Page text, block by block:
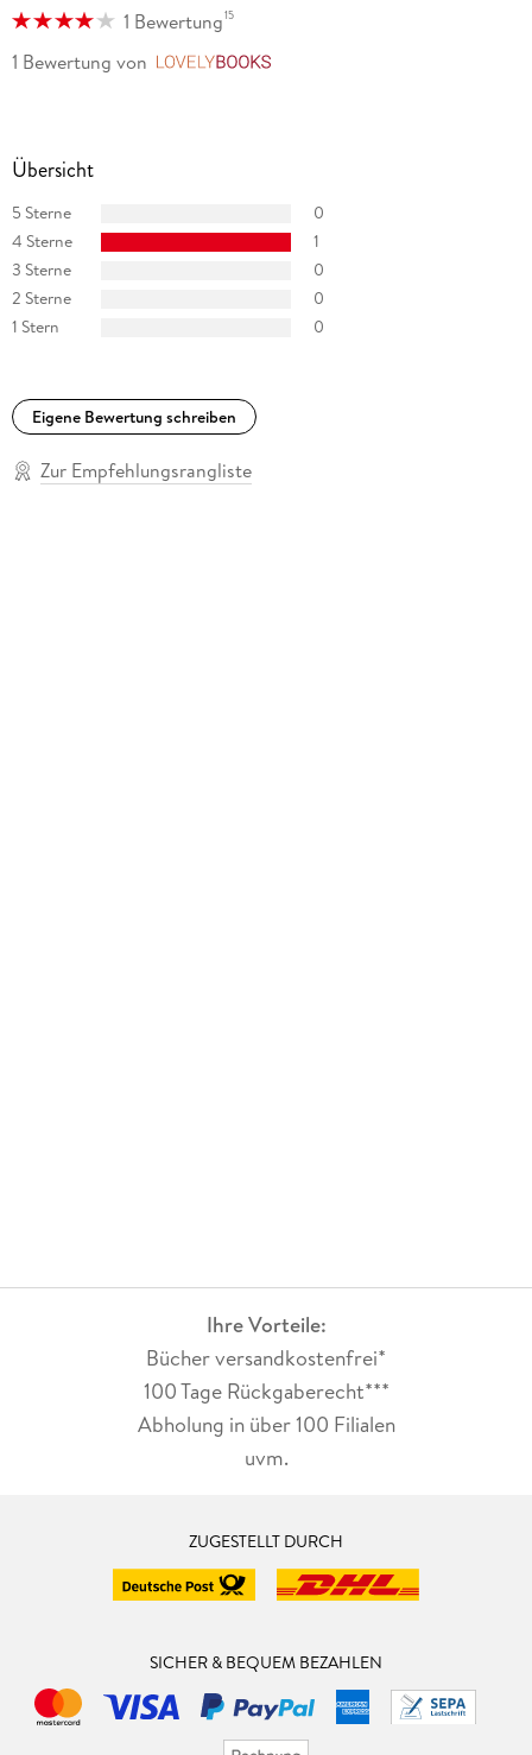
1 Bewertung15
1 Bewertung von
Übersicht
5 Sterne
0
4 Sterne
1
3 Sterne
0
2 Sterne
0
1 Stern
0
Eigene Bewertung schreiben
Zur Empfehlungsrangliste
Ihre Vorteile:
Bücher versandkostenfrei*
100 Tage Rückgaberecht***
Abholung in über 100 Filialen
uvm.
ZUGESTELLT DURCH
SICHER & BEQUEM BEZAHLEN